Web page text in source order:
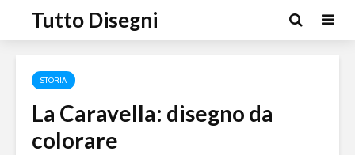
Tutto Disegni
STORIA
La Caravella: disegno da
colorare